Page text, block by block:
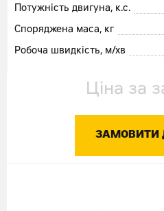
Потужність двигуна, к.с.
Споряджена маса, кг
Робоча швидкість, м/хв
Ціна за
ЗАМОВИТИ